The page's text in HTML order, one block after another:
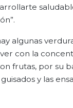
algunas
con la
frutas, por su
y las